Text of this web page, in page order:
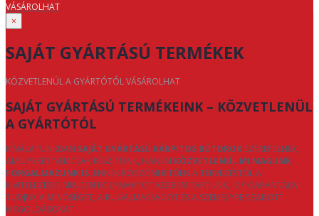
VÁSÁROLHAT
×
SAJÁT GYÁRTÁSÚ TERMÉKEK
KÖZVETLENÜL A GYÁRTÓTÓL VÁSÁROLHAT
SAJÁT GYÁRTÁSÚ TERMÉKEINK – KÖZVETLENÜL
A GYÁRTÓTÓL
KÍNÁLATUNKBAN SAJÁT GYÁRTÁSÚ KÁRPITOS BÚTOROK SZEREPELNEK,
AMELYEKET NEMCSAK KÉSZÍTÜNK, HANEM KÖZVETLENÜL MI MAGUNK
FORGALMAZUNK IS. ENNEK KÖSZÖNHETŐEN A TERVEZÉSTŐL A
KIVITELEZÉSIG MINDEN FOLYAMATOT KÉZBEN TARTUNK, ÍGY GARANTÁLNI
TUDJUK A MINŐSÉGET, A RUGALMASSÁGOT ÉS A SZEMÉLYRE SZABOTT
MEGOLDÁSOKAT.